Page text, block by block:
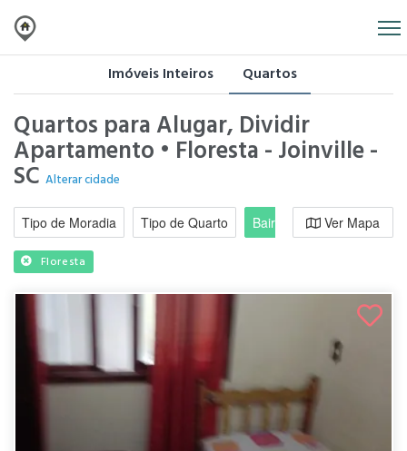
Imóveis Inteiros Quartos
Quartos para Alugar, Dividir
Apartamento • Floresta - Joinville -
SC Alterar cidade
Tipo de Moradia Tipo de Quarto Bairro / RegiãoVer Mapa
Floresta